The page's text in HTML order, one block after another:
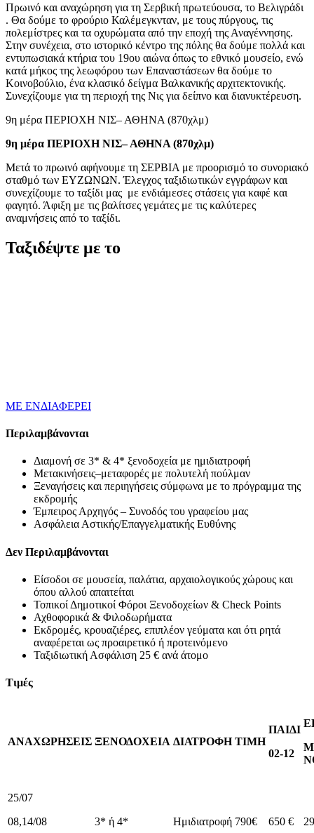
Πρωινό και αναχώρηση για τη Σερβική πρωτεύουσα, το Βελιγράδι
. Θα δούμε το φρούριο Καλέμεγκνταν, με τους πύργους, τις
πολεμίστρες και τα οχυρώματα από την εποχή της Αναγέννησης.
Στην συνέχεια, στο ιστορικό κέντρο της πόλης θα δούμε πολλά και
εντυπωσιακά κτήρια του 19ου αιώνα όπως το εθνικό μουσείο, ενώ
κατά μήκος της λεωφόρου των Επαναστάσεων θα δούμε το
Κοινοβούλιο, ένα κλασικό δείγμα Βαλκανικής αρχιτεκτονικής.
Συνεχίζουμε για τη περιοχή της Νις για δείπνο και διανυκτέρευση.
9η μέρα ΠΕΡΙΟΧΗ ΝΙΣ– ΑΘΗΝΑ (870χλμ)
9η μέρα ΠΕΡΙΟΧΗ ΝΙΣ– ΑΘΗΝΑ (870χλμ)
Μετά το πρωινό αφήνουμε τη ΣΕΡΒΙΑ με προορισμό το συνοριακό
σταθμό των ΕΥΖΩΝΩΝ. Έλεγχος ταξιδιωτικών εγγράφων και
συνεχίζουμε το ταξίδι μας με ενδιάμεσες στάσεις για καφέ και
φαγητό. Άφιξη με τις βαλίτσες γεμάτες με τις καλύτερες
αναμνήσεις από το ταξίδι.
Ταξιδέψτε με το
ΜΕ ΕΝΔΙΑΦΕΡΕΙ
Περιλαμβάνονται
Διαμονή σε 3* & 4* ξενοδοχεία με ημιδιατροφή
Μετακινήσεις–μεταφορές με πολυτελή πούλμαν
Ξεναγήσεις και περιηγήσεις σύμφωνα με το πρόγραμμα της
εκδρομής
Έμπειρος Αρχηγός – Συνοδός του γραφείου μας
Ασφάλεια Αστικής/Επαγγελματικής Ευθύνης
Δεν Περιλαμβάνονται
Είσοδοι σε μουσεία, παλάτια, αρχαιολογικούς χώρους και
όπου αλλού απαιτείται
Τοπικοί Δημοτικοί Φόροι Ξενοδοχείων & Check Points
Αχθοφορικά & Φιλοδωρήματα
Εκδρομές, κρουαζιέρες, επιπλέον γεύματα και ότι ρητά
αναφέρεται ως προαιρετικό ή προτεινόμενο
Ταξιδιωτική Ασφάλιση 25 € ανά άτομο
Τιμές
ΑΝΑΧΩΡΗΣΕΙΣ ΞΕΝΟΔΟΧΕΙΑ ΔΙΑΤΡΟΦΗ ΤΙΜΗ
ΠΑΙΔΙ
02-12
25/07
08,14/08
3* ή 4* Ημιδιατροφή 790€ 650 €